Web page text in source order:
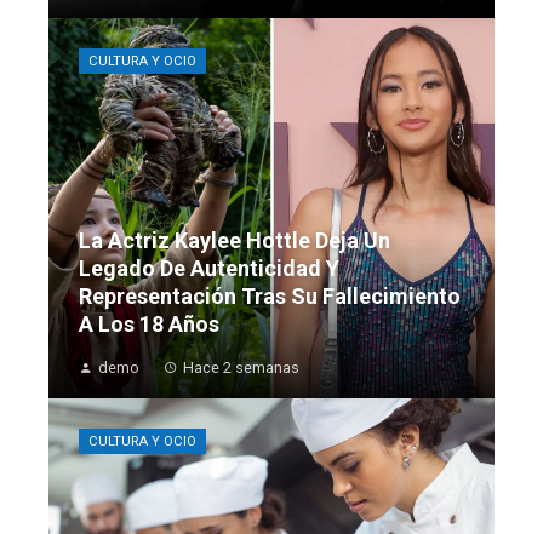
CULTURA Y OCIO
La Actriz Kaylee Hottle Deja Un
Legado De Autenticidad Y
Representación Tras Su Fallecimiento
A Los 18 Años
demo Hace 2 semanas
CULTURA Y OCIO